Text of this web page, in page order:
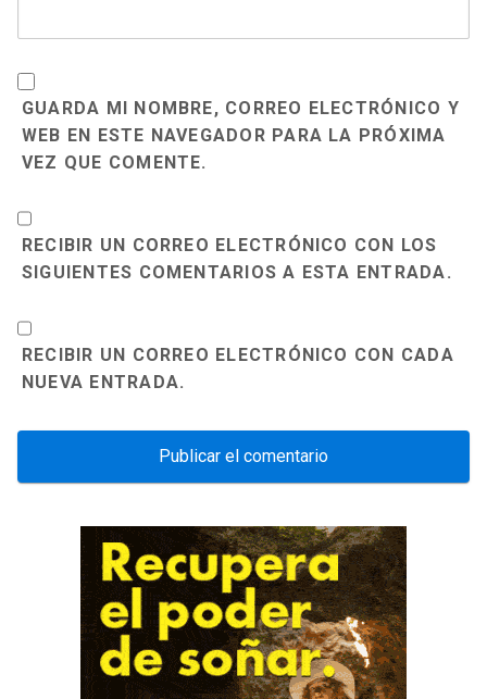
GUARDA MI NOMBRE, CORREO ELECTRÓNICO Y
WEB EN ESTE NAVEGADOR PARA LA PRÓXIMA
VEZ QUE COMENTE.
RECIBIR UN CORREO ELECTRÓNICO CON LOS
SIGUIENTES COMENTARIOS A ESTA ENTRADA.
RECIBIR UN CORREO ELECTRÓNICO CON CADA
NUEVA ENTRADA.